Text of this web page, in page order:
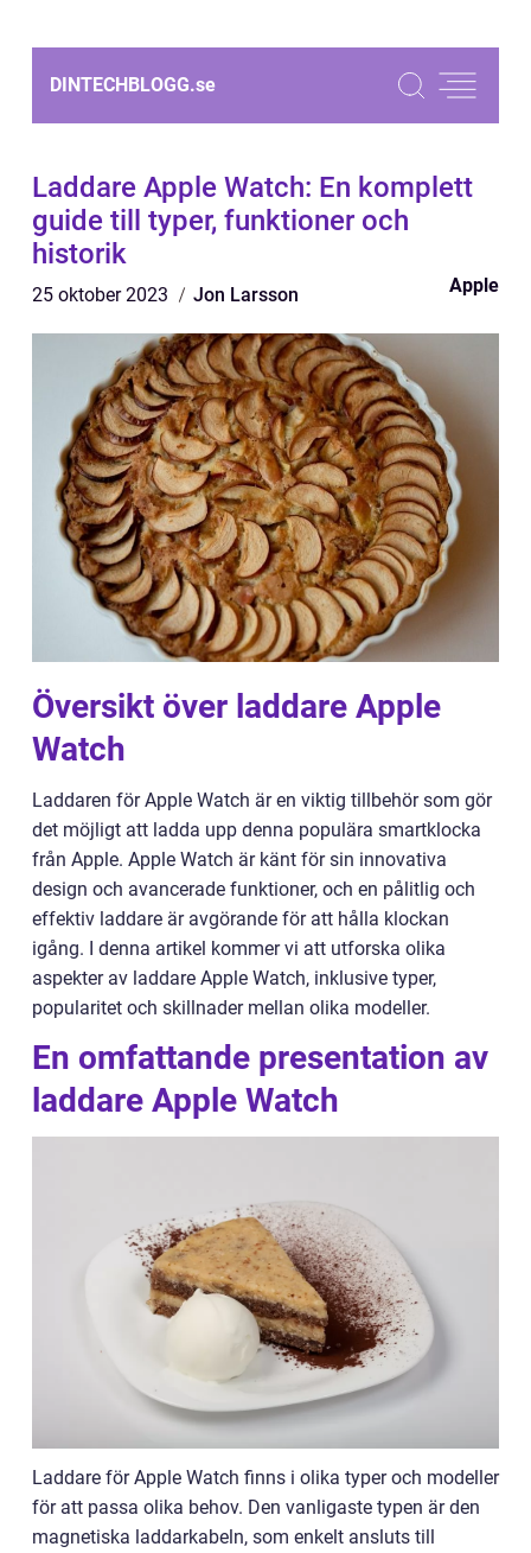
DINTECHBLOGG.se
Laddare Apple Watch: En komplett
guide till typer, funktioner och
historik
25 oktober 2023 Jon Larsson Apple
Översikt över laddare Apple
Watch
Laddaren för Apple Watch är en viktig tillbehör som gör
det möjligt att ladda upp denna populära smartklocka
från Apple. Apple Watch är känt för sin innovativa
design och avancerade funktioner, och en pålitlig och
effektiv laddare är avgörande för att hålla klockan
igång. I denna artikel kommer vi att utforska olika
aspekter av laddare Apple Watch, inklusive typer,
popularitet och skillnader mellan olika modeller.
En omfattande presentation av
laddare Apple Watch
Laddare för Apple Watch finns i olika typer och modeller
för att passa olika behov. Den vanligaste typen är den
magnetiska laddarkabeln, som enkelt ansluts till